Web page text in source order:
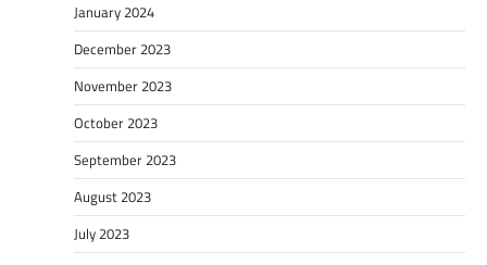
January 2024
December 2023
November 2023
October 2023
September 2023
August 2023
July 2023